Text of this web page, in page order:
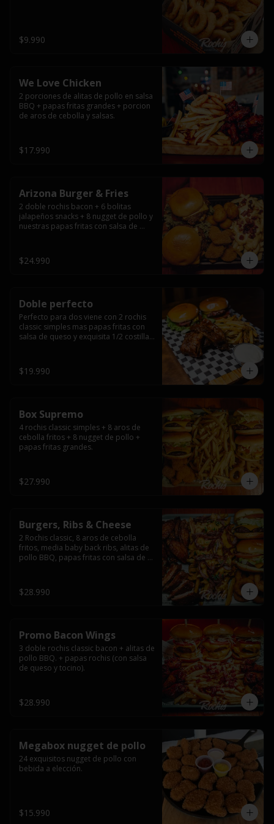
$9.990
We Love Chicken
2 porciones de alitas de pollo en salsa
BBQ + papas fritas grandes + porcion
de aros de cebolla y salsas.
$17.990
Arizona Burger & Fries
2 doble rochis bacon + 6 bolitas
jalapeños snacks + 8 nugget de pollo y
nuestras papas fritas con salsa de
$24.990
Doble perfecto
Perfecto para dos viene con 2 rochis
classic simples mas papas fritas con
salsa de queso y exquisita 1/2 costilla
$19.990
Box Supremo
4 rochis classic simples + 8 aros de
cebolla fritos + 8 nugget de pollo +
papas fritas grandes.
$27.990
Burgers, Ribs & Cheese
2 Rochis classic, 8 aros de cebolla
fritos, media baby back ribs, alitas de
pollo BBQ, papas fritas con salsa de
$28.990
Promo Bacon Wings
3 doble rochis classic bacon + alitas de
pollo BBQ. + papas rochis (con salsa
de queso y tocino).
$28.990
Megabox nugget de pollo
24 exquisitos nugget de pollo con
bebida a elección.
$15.990